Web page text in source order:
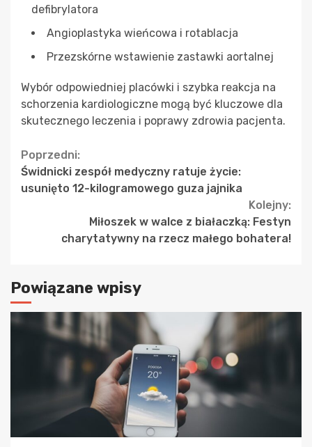
defibrylatora
Angioplastyka wieńcowa i rotablacja
Przezskórne wstawienie zastawki aortalnej
Wybór odpowiedniej placówki i szybka reakcja na
schorzenia kardiologiczne mogą być kluczowe dla
skutecznego leczenia i poprawy zdrowia pacjenta.
Continue
Reading
Poprzedni:
Świdnicki zespół medyczny ratuje życie:
usunięto 12-kilogramowego guza jajnika
Kolejny:
Miłoszek w walce z białaczką: Festyn
charytatywny na rzecz małego bohatera!
Powiązane wpisy